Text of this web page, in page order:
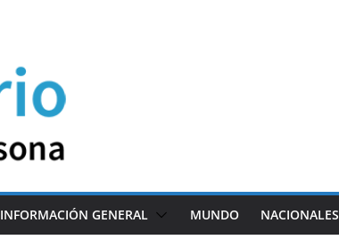
INFORMACIÓN GENERAL MUNDO NACIONALES